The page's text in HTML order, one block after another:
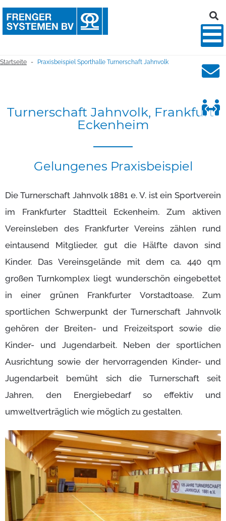
Startseite - Praxisbeispiel Sporthalle Turnerschaft Jahnvolk
Turnerschaft Jahnvolk, Frankfurt-
Eckenheim
Gelungenes Praxisbeispiel
Die Turnerschaft Jahnvolk 1881 e. V. ist ein Sportverein
im Frankfurter Stadtteil Eckenheim. Zum aktiven
Vereinsleben des Frankfurter Vereins zählen rund
eintausend Mitglieder, gut die Hälfte davon sind
Kinder. Das Vereinsgelände mit dem ca. 440 qm
großen Turnkomplex liegt wunderschön eingebettet
in einer grünen Frankfurter Vorstadtoase. Zum
sportlichen Schwerpunkt der Turnerschaft Jahnvolk
gehören der Breiten- und Freizeitsport sowie die
Kinder- und Jugendarbeit. Neben der sportlichen
Ausrichtung sowie der hervorragenden Kinder- und
Jugendarbeit bemüht sich die Turnerschaft seit
Jahren, den Energiebedarf so effektiv und
umweltverträglich wie möglich zu gestalten.